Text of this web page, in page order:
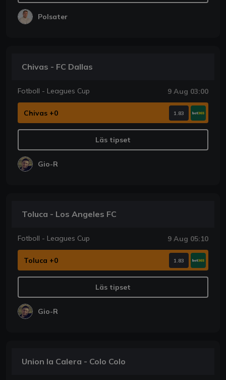
Polsater
Chivas - FC Dallas
Fotboll - Leagues Cup 9 Aug 03:00
Chivas +0 1.83
Läs tipset
Gio-R
Toluca - Los Angeles FC
Fotboll - Leagues Cup 9 Aug 05:10
Toluca +0 1.83
Läs tipset
Gio-R
Union la Calera - Colo Colo